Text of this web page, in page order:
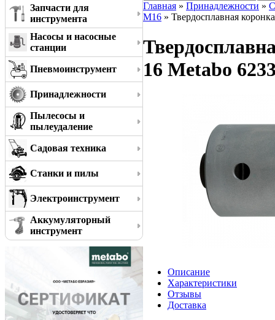
Запчасти для
инструмента
Насосы и насосные
станции
Пневмоинструмент
Принадлежности
Пылесосы и
пылеудаление
Садовая техника
Станки и пилы
Электроинструмент
Аккумуляторный
инструмент
Главная » Принадлежности »
M16 » Твердосплавная
16 Metabo
Описание
Характеристики
Отзывы
Доставка